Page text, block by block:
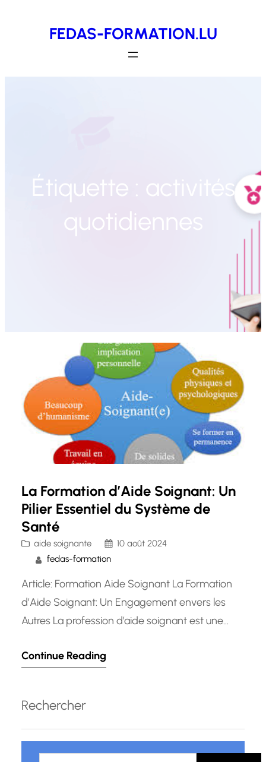
FEDAS-FORMATION.LU
Étiquette : activités
quotidiennes
La Formation d’Aide Soignant: Un
Pilier Essentiel du Système de
Santé
aide soignante
10 août 2024
fedas-formation
Article: Formation Aide Soignant La Formation
d’Aide Soignant: Un Engagement envers les
Autres La profession d’aide soignant est une
fonctionnement du système de santé. Les aides
soutien précieux aux infirmiers et aux médecins.
La…
Continue Reading
Rechercher